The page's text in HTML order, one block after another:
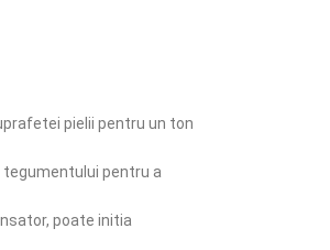
pielii pentru un ton
tegumentului pentru a
poate initia